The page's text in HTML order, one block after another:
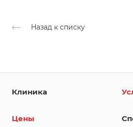
Назад к списку
Клиника
Цены